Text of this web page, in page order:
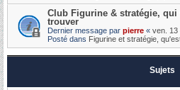
Club Figurine & stratégie,
trouver
Dernier message par pierre « ven. 13
Posté dans Figurine et stratégie,
Sujets